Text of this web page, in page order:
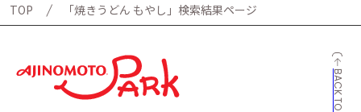
TOP 「焼きうどん もやし」検索結果ページ
BACK TO TOP